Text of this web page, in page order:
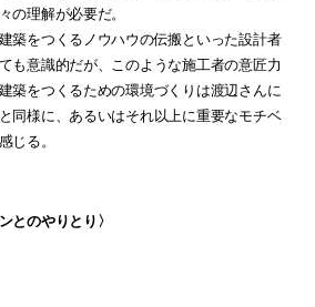
の理解が必要だ。
築をつくるノウハウの伝搬といった設計者
も意識的だが、このような施工者の意匠力
築をつくるための環境づくりは渡辺さんに
同様に、あるいはそれ以上に重要なモチベ
じる。
とのやりとり〉